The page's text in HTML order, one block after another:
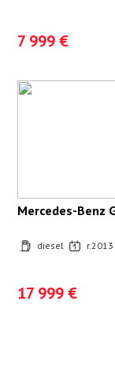
7 999 €
Mercedes-Benz
diesel r.2013
17 999 €